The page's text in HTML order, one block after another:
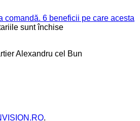
spațiu
în
de
care
cont
comandă. 6 beneficii pe care acesta
sunt închisepentru
la
Alexandru cel Bun
.